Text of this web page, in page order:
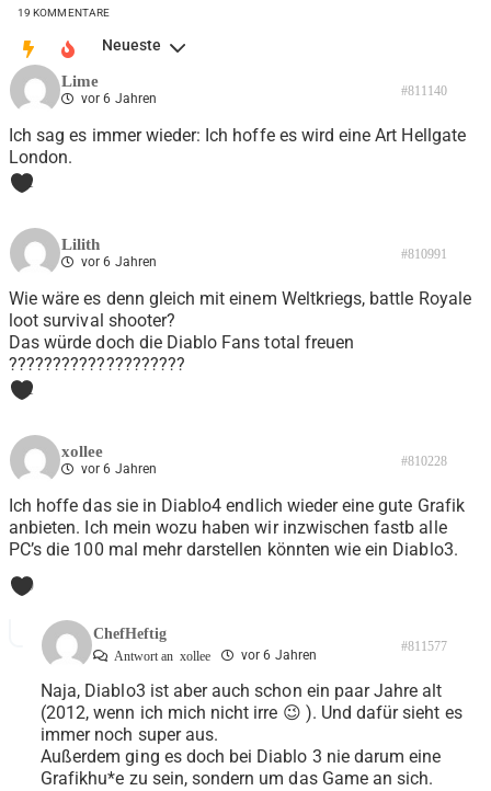
19 KOMMENTARE
Neueste
Lime
vor 6 Jahren #811140
Ich sag es immer wieder: Ich hoffe es wird eine Art Hellgate
London.
1
Lilith
vor 6 Jahren #810991
Wie wäre es denn gleich mit einem Weltkriegs, battle Royale
loot survival shooter?
Das würde doch die Diablo Fans total freuen
????????????????????
1
xollee
vor 6 Jahren #810228
Ich hoffe das sie in Diablo4 endlich wieder eine gute Grafik
anbieten. Ich mein wozu haben wir inzwischen fastb alle
PC’s die 100 mal mehr darstellen könnten wie ein Diablo3.
0
ChefHeftig
Antwort an xollee vor 6 Jahren
#811577
Naja, Diablo3 ist aber auch schon ein paar Jahre alt
(2012, wenn ich mich nicht irre 😉 ). Und dafür sieht es
immer noch super aus.
Außerdem ging es doch bei Diablo 3 nie darum eine
Grafikhu*e zu sein, sondern um das Game an sich.